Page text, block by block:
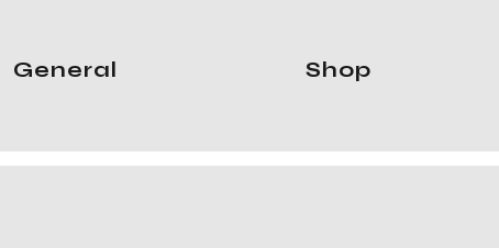
General Shop